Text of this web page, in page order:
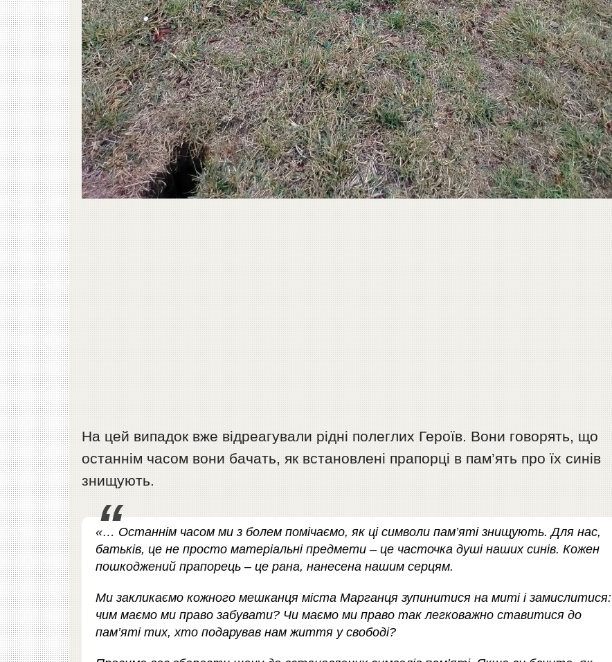
На цей випадок вже відреагували рідні полеглих Героїв. Вони говорять, що
останнім часом вони бачать, як встановлені прапорці в пам’ять про їх синів
знищують.
«… Останнім часом ми з болем помічаємо, як ці символи пам’яті знищують. Для нас,
батьків, це не просто матеріальні предмети – це часточка душі наших синів. Кожен
пошкоджений прапорець – це рана, нанесена нашим серцям.
Ми закликаємо кожного мешканця міста Марганця зупинитися на миті і замислитися:
чим маємо ми право забувати? Чи маємо ми право так легковажно ставитися до
пам’яті тих, хто подарував нам життя у свободі?